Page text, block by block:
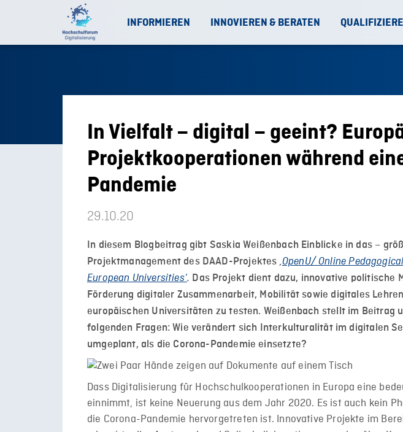
INFORMIEREN INNOVIEREN & BERATEN
In Vielfalt – digital – geeint?
Projektkooperationen während
Pandemie
29.10.20
In diesem Blogbeitrag gibt Saskia Weißenbach Einblicke in das –
Projektmanagement des DAAD-Projektes ‚OpenU/ Online
European Universities‘. Das Projekt dient dazu, innovative politische
Förderung digitaler Zusammenarbeit, Mobilität sowie digitales
europäischen Universitäten zu testen. Weißenbach stellt im Beitrag
folgenden Fragen: Wie verändert sich Interkulturalität im digitalen
umgeplant, als die Corona-Pandemie einsetzte?
Dass Digitalisierung für Hochschulkooperationen in Europa eine
einnimmt, ist keine Neuerung aus dem Jahr 2020. Es ist auch kein
die Corona-Pandemie hervorgetreten ist. Innovative Projekte im